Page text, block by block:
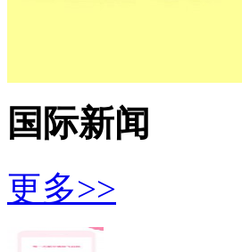
国际新闻
更多>>